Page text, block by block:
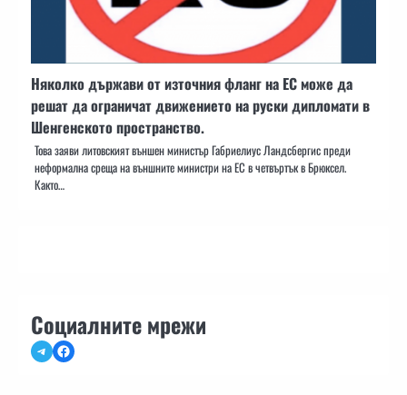
Няколко държави от източния фланг на ЕС може да
решат да ограничат движението на руски дипломати в
Шенгенското пространство.
Това заяви литовският външен министър Габриелиус Ландсбергис преди
неформална среща на външните министри на ЕС в четвъртък в Брюксел.
Както…
Социалните мрежи
TelegramFacebook